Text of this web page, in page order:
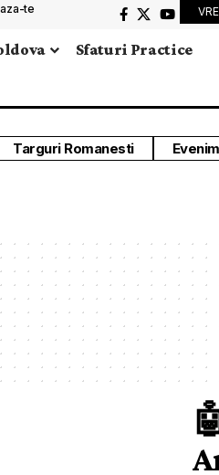
te
Sfaturi Practice
Targuri Romanesti